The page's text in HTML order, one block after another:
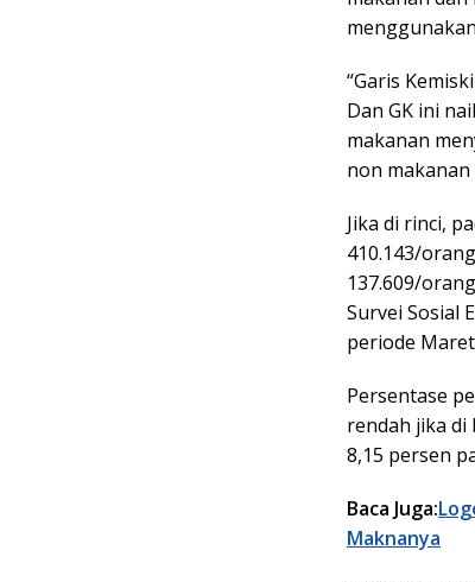
“Garis
Dan GK ini
makanan
non makanan
Jika di rinci,
410.143/
137.609/
Survei Sosial
periode
Persentase
rendah jika di
8,15 persen
Baca Juga:
Maknanya